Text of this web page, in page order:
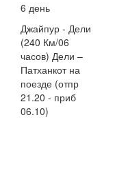
6 день
Джайпур - Дели
(240 Км/06
часов) Дели –
Патханкот на
поезде (отпр
21.20 - приб
06.10)